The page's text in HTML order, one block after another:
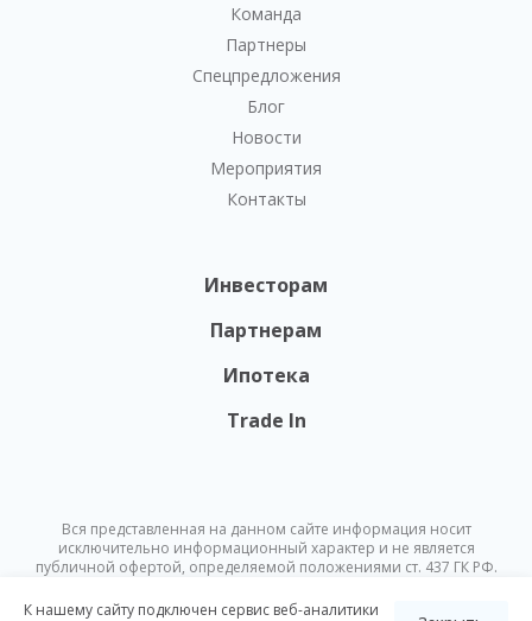
Команда
Партнеры
Спецпредложения
Блог
Новости
Мероприятия
Контакты
Инвесторам
Партнерам
Ипотека
Trade In
Вся представленная на данном сайте информация носит
исключительно информационный характер и не является
публичной офертой, определяемой положениями ст. 437 ГК РФ.
изменена в любое время без предварительного уведомления.
К нашему сайту подключен сервис веб-аналитики